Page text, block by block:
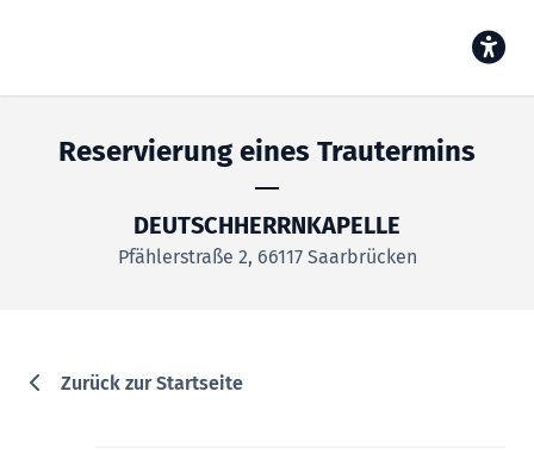
Reservierung eines Trautermins
DEUTSCHHERRNKAPELLE
Pfählerstraße 2, 66117 Saarbrücken
Zurück zur Startseite